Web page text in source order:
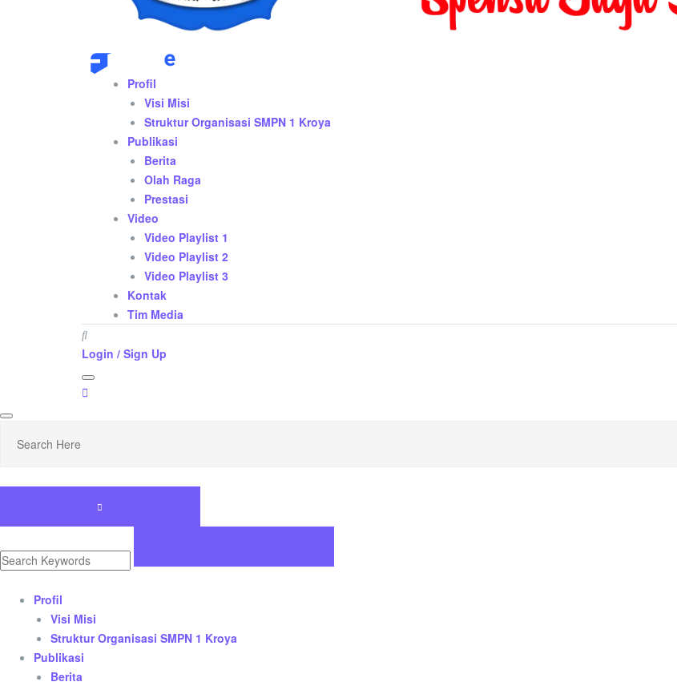
Profil
Visi Misi
Struktur Organisasi SMPN 1 Kroya
Publikasi
Berita
Olah Raga
Prestasi
Video
Video Playlist 1
Video Playlist 2
Video Playlist 3
Kontak
Tim Media
Login / Sign Up
Profil
Visi Misi
Struktur Organisasi SMPN 1 Kroya
Publikasi
Berita